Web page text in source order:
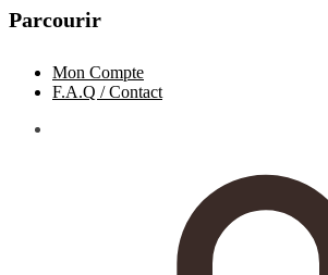
Parcourir
Mon Compte
F.A.Q / Contact